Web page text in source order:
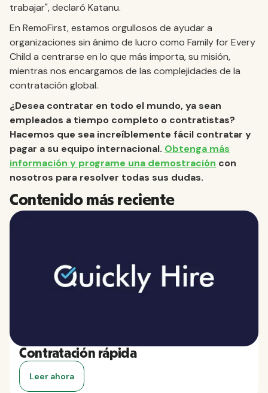
trabajar", declaró Katanu.
En RemoFirst, estamos orgullosos de ayudar a
organizaciones sin ánimo de lucro como Family for Every
Child a centrarse en lo que más importa, su misión,
mientras nos encargamos de las complejidades de la
contratación global.
¿Desea contratar en todo el mundo, ya sean
empleados a tiempo completo o contratistas?
Hacemos que sea increíblemente fácil contratar y
pagar a su equipo internacional. Obtenga más
información y programe una demostración con
nosotros para resolver todas sus dudas.
Contenido más reciente
Contratación rápida
Leer ahora